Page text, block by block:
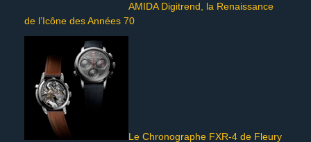
AMIDA Digitrend, la Renaissance
de l’Icône des Années 70
Le Chronographe FXR-4 de Fleury